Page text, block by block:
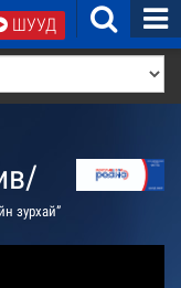
ШУУД
зурхай”